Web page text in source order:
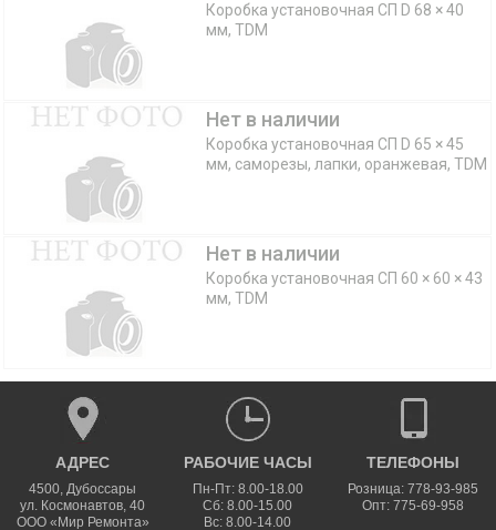
Коробка установочная СП D 68 × 40
мм, TDM
Нет в наличии
Коробка установочная СП D 65 × 45
мм, саморезы, лапки, оранжевая, TDM
Нет в наличии
Коробка установочная СП 60 × 60 × 43
мм, TDM
АДРЕС
4500,Дубоссары
ул. Космонавтов, 40
ООО «Мир Ремонта»
РАБОЧИЕ ЧАСЫ
Пн-Пт: 8.00-18.00
Сб: 8.00-15.00
Вс: 8.00-14.00
ТЕЛЕФОНЫ
Розница: 778-93-985
Опт: 775-69-958